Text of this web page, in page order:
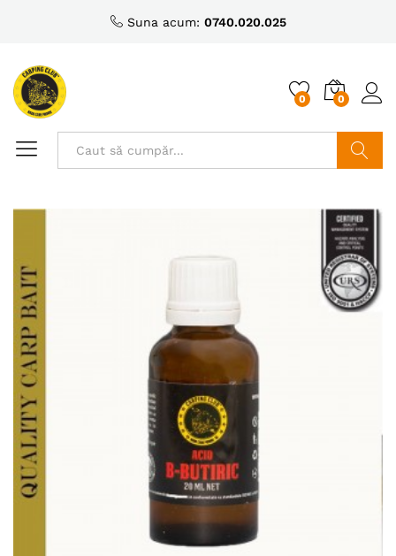
Suna acum: 0740.020.025
0 0